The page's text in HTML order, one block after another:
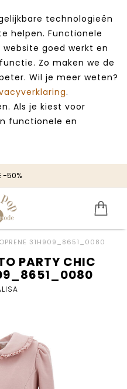
technologieën
helpen. Functionele
goed werkt en
Zo maken we de
Wil je meer weten?
.
Als je kiest voor
functionele en
-50%
31H909_8651_0080
PARTY CHIC